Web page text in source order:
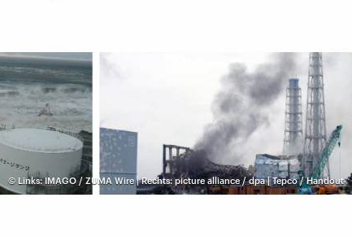
© Links: IMAGO / ZUMA Wire | Rechts: picture alliance / dpa | Tepco / Handout